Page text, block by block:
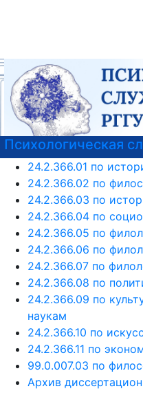
Психологическая
24.2.366.01 по
24.2.366.02 по
24.2.366.03 по
24.2.366.04 по
24.2.366.05 по
24.2.366.06 по
24.2.366.07 по
24.2.366.08 по
24.2.366.09 по
наукам
24.2.366.10 по
24.2.366.11 по
99.0.007.03 по
Архив